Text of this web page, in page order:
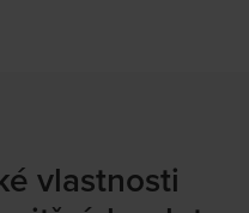
vlastnosti